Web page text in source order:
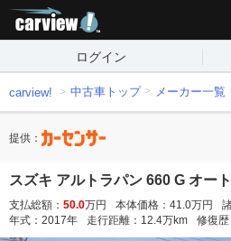
ログイン
carview! 中古車トップ メーカー一覧
提供：
スズキ アルトラパン 660 G オー
支払総額： 50.0万円 本体価格： 41.0万円
年式： 2017年 走行距離： 12.4万km 修復歴